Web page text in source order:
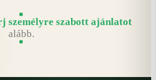
személyre szabott ajánlatot
alább.